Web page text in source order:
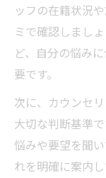
ッフの在籍状況
ミで確認しまし
ど、自分の悩み
要です。
次に、カウンセ
大切な判断基準
悩みや要望を聞
れを明確に案内